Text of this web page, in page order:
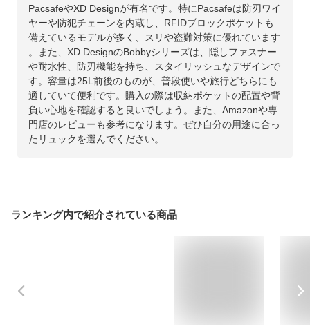
PacsafeやXD Designが有名です。特にPacsafeは防刃ワイ
ヤーや防犯チェーンを内蔵し、RFIDブロックポケットも
備えているモデルが多く、スリや盗難対策に優れています
。また、XD DesignのBobbyシリーズは、隠しファスナー
や耐水性、防刃機能を持ち、スタイリッシュなデザインで
す。容量は25L前後のものが、普段使いや旅行どちらにも
適していて便利です。購入の際は収納ポケットの配置や背
負い心地を確認すると良いでしょう。また、Amazonや専
門店のレビューも参考になります。ぜひ自分の用途に合っ
たリュックを選んでください。
ランキング内で紹介されている商品